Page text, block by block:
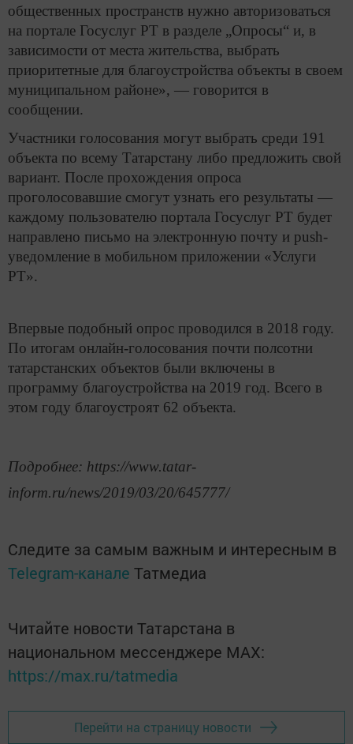
общественных пространств нужно авторизоваться
на портале Госуслуг РТ в разделе „Опросы“ и, в
зависимости от места жительства, выбрать
приоритетные для благоустройства объекты в своем
муниципальном районе», — говорится в
сообщении.
Участники голосования могут выбрать среди 191
объекта по всему Татарстану либо предложить свой
вариант. После прохождения опроса
проголосовавшие смогут узнать его результаты —
каждому пользователю портала Госуслуг РТ будет
направлено письмо на электронную почту и push-
уведомление в мобильном приложении «Услуги
РТ».
Впервые подобный опрос проводился в 2018 году.
По итогам онлайн-голосования почти полсотни
татарстанских объектов были включены в
программу благоустройства на 2019 год. Всего в
этом году благоустроят 62 объекта.
Подробнее: https://www.tatar-
inform.ru/news/2019/03/20/645777/
Следите за самым важным и интересным в
Telegram-канале Татмедиа
Читайте новости Татарстана в
национальном мессенджере MАХ:
https://max.ru/tatmedia
Перейти на страницу новости